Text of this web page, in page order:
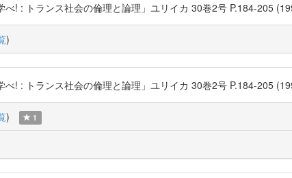
べ! : トランス社会の倫理と論理」ユリイカ 30巻2号 P.184-205
)
べ! : トランス社会の倫理と論理」ユリイカ 30巻2号 P.184-205
) 1